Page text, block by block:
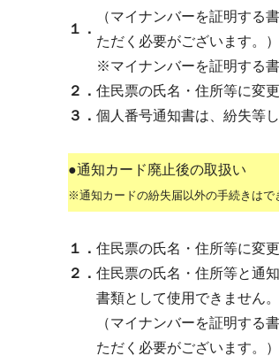
１．
（マイナンバーを証明する
ただく必要がございます。）
※マイナンバーを証明する
２． 住民票の氏名・住所等に変
３． 個人番号通知書は、紛失等
●通知カード廃止後の取扱い
※通知カードの紛失届以外の手続きはで
１． 住民票の氏名・住所等に変
２． 住民票の氏名・住所等と通
書類として使用できません。
（マイナンバーを証明する
ただく必要がございます。）